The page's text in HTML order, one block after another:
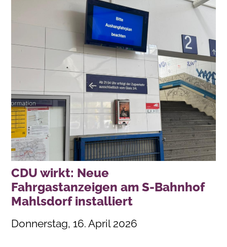
CDU wirkt: Neue
Fahrgastanzeigen am S-Bahnhof
Mahlsdorf installiert
Donnerstag, 16. April 2026